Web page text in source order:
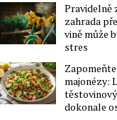
Pravidelně
zahrada
vině může
stres
majonézy:
dokonale